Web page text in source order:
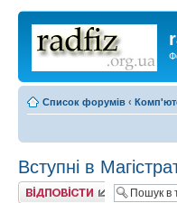
Список форумів ‹
Вступні в
Відповісти